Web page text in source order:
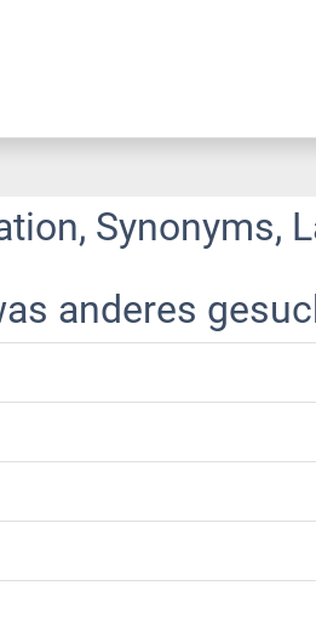
Synonyms,
anderes